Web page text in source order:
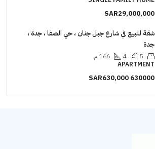
SAR29,000,000
شقة للبيع في شارع جبل جنان ، حي الصفا ، جدة ،
جدة
166 م
APARTMENT
630000
SAR630,000